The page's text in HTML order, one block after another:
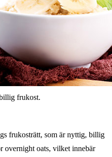
frukost.
frukosträtt, som är nyttig, billig
overnight oats, vilket innebär